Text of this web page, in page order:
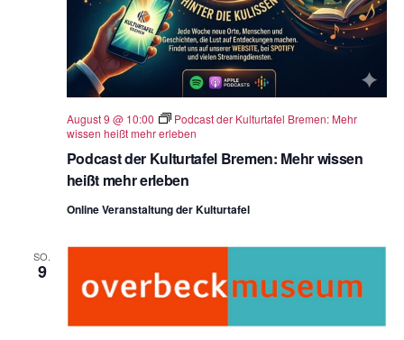
Podcast der Kulturtafel Bremen: Mehr wissen
heißt mehr erleben
August 9 @ 10:00
Podcast der Kulturtafel Bremen: Mehr
wissen heißt mehr erleben
Online Veranstaltung der Kulturtafel
SO.
9